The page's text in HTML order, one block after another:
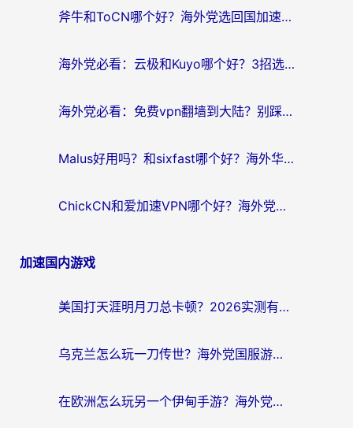
斧牛和ToCN哪个好？海外党选回国加速器的避坑指南（附免费工具推荐）
海外党必看：云极和Kuyo哪个好？3招选对回国加速器，无缝刷国内资源
海外党必看：免费vpn翻墙到大陆？别踩坑！教你选对回国加速器无缝追剧玩游戏
Malus好用吗？和sixfast哪个好？海外华人亲测3款热门回国加速器，附排名指南
ChickCN和爱加速VPN哪个好？海外党亲测3款回国加速器，这一款才是无缝访问国内资源的最优解
加速国内游戏
美国打天涯明月刀总卡顿？2026实测有效的加速器推荐（附跨平台使用技巧）
乌克兰怎么玩一刀传世？海外党国服游戏加速终极指南（附天下-异兽山海街头篮球实测）
在欧洲怎么玩另一个伊甸手游？海外党亲测有效的国服游戏加速指南